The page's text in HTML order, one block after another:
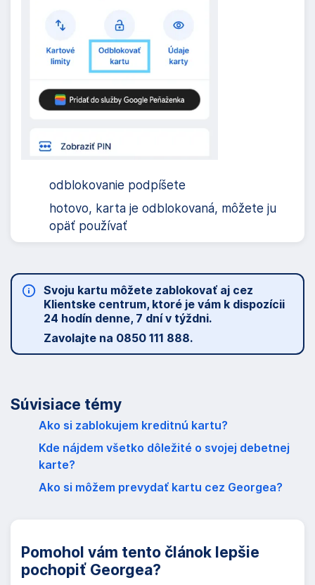
odblokovanie podpíšete
hotovo, karta je odblokovaná, môžete ju
opäť používať
Svoju kartu môžete zablokovať aj cez
Klientske centrum, ktoré je vám k dispozícii
24 hodín denne, 7 dní v týždni.
Zavolajte na 0850 111 888.
Súvisiace témy
Ako si zablokujem kreditnú kartu?
Kde nájdem všetko dôležité o svojej debetnej
karte?
Ako si môžem prevydať kartu cez Georgea?
Pomohol vám tento článok lepšie
pochopiť Georgea?